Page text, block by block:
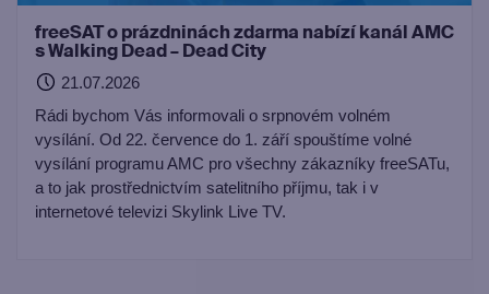
freeSAT o prázdninách zdarma nabízí kanál AMC
s Walking Dead – Dead City
21.07.2026
Rádi bychom Vás informovali o srpnovém volném
vysílání. Od 22. července do 1. září spouštíme volné
vysílání programu AMC pro všechny zákazníky freeSATu,
a to jak prostřednictvím satelitního příjmu, tak i v
internetové televizi Skylink Live TV.